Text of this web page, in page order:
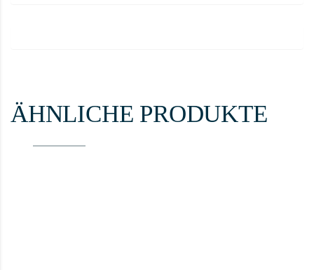
ÄHNLICHE PRODUKTE